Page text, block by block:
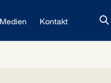
Medien Kontakt